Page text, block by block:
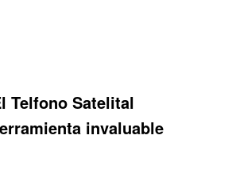
Telfono Satelital
invaluable